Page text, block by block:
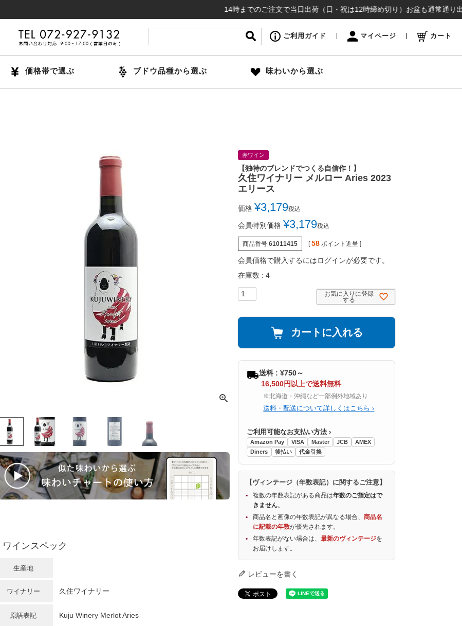
14時までのご注文で当日出荷（日・祝は12時締め切り）お盆も通常通り出荷い
ご利用ガイド マイページ カート
価格帯で選ぶ ブドウ品種から選ぶ 味わいから選ぶ
ワインスペック
生産地
ワイナリー 久住ワイナリー
原語表記 Kuju Winery Merlot Aries
赤ワイン
【独特のブレンドでつくる自信作！】
久住ワイナリー メルロー Aries 2023
エリース
価格 ¥3,179税込
会員特別価格 ¥3,179税込
商品番号 61011415 [ 58 ポイント進呈 ]
会員価格で購入するにはログインが必要です。
在庫数
4
お気に入りに登録
する
カートに入れる
送料 : ¥750～
16,500円以上で送料無料
※北海道・沖縄など一部例外地域あり
送料・配送について詳しくはこちら ›
ご利用可能なお支払い方法 ›
Amazon Pay VISA Master JCB
AMEX
Diners
後払い 代金引換
【ヴィンテージ（年数表記）に関するご注意】
複数の年数表記がある商品は年数のご指定はで
きません。
商品名と画像の年数表記が異なる場合、商品名
に記載の年数が優先されます。
年数表記がない場合は、最新のヴィンテージを
お届けします。
レビューを書く